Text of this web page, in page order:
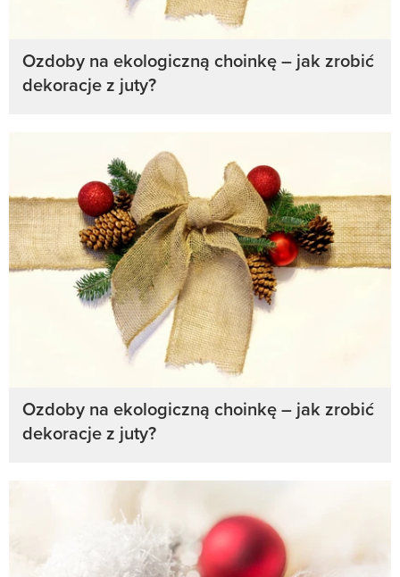
Ozdoby na ekologiczną choinkę – jak zrobić
dekoracje z juty?
Ozdoby na ekologiczną choinkę – jak zrobić
dekoracje z juty?